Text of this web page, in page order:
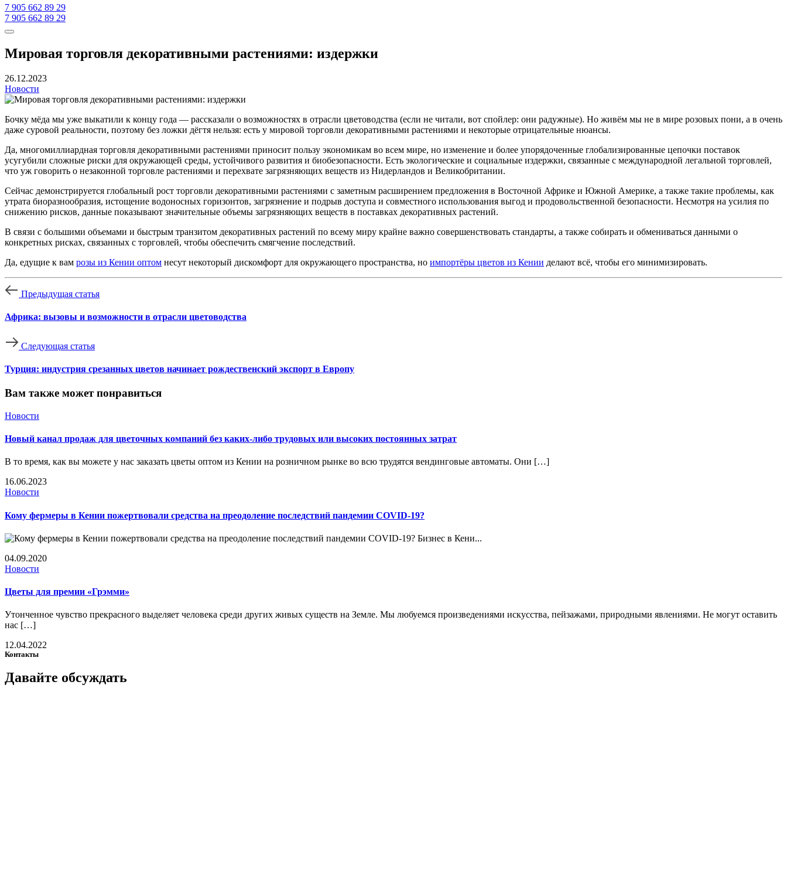
7 905 662 89 29
7 905 662 89 29
Мировая торговля декоративными растениями: издержки
26.12.2023
Новости
Бочку мёда мы уже выкатили к концу года — рассказали о возможностях в отрасли цветоводства (если не читали, вот спойлер: они радужные). Но живём мы не в мире розовых пони, а в очень
даже суровой реальности, поэтому без ложки дёгтя нельзя: есть у мировой торговли декоративными растениями и некоторые отрицательные нюансы.
Да, многомиллиардная торговля декоративными растениями приносит пользу экономикам во всем мире, но изменение и более упорядоченные глобализированные цепочки поставок
усугубили сложные риски для окружающей среды, устойчивого развития и биобезопасности. Есть экологические и социальные издержки, связанные с международной легальной торговлей,
что уж говорить о незаконной торговле растениями и перехвате загрязняющих веществ из Нидерландов и Великобритании.
Сейчас демонстрируется глобальный рост торговли декоративными растениями с заметным расширением предложения в Восточной Африке и Южной Америке, а также такие проблемы, как
утрата биоразнообразия, истощение водоносных горизонтов, загрязнение и подрыв доступа и совместного использования выгод и продовольственной безопасности. Несмотря на усилия по
снижению рисков, данные показывают значительные объемы загрязняющих веществ в поставках декоративных растений.
В связи с большими объемами и быстрым транзитом декоративных растений по всему миру крайне важно совершенствовать стандарты, а также собирать и обмениваться данными о
конкретных рисках, связанных с торговлей, чтобы обеспечить смягчение последствий.
Да, едущие к вам розы из Кении оптом несут некоторый дискомфорт для окружающего пространства, но импортёры цветов из Кении делают всё, чтобы его минимизировать.
Предыдущая статья
Африка: вызовы и возможности в отрасли цветоводства
Следующая статья
Турция: индустрия срезанных цветов начинает рождественский экспорт в Европу
Вам также может понравиться
Новости
Новый канал продаж для цветочных компаний без каких-либо трудовых или высоких постоянных затрат
В то время, как вы можете у нас заказать цветы оптом из Кении на розничном рынке во всю трудятся вендинговые автоматы. Они […]
16.06.2023
Новости
Кому фермеры в Кении пожертвовали средства на преодоление последствий пандемии COVID-19?
Бизнес в Кени...
04.09.2020
Новости
Цветы для премии «Грэмми»
Утонченное чувство прекрасного выделяет человека среди других живых существ на Земле. Мы любуемся произведениями искусства, пейзажами, природными явлениями. Не могут оставить
нас […]
12.04.2022
Контакты
Давайте обсуждать